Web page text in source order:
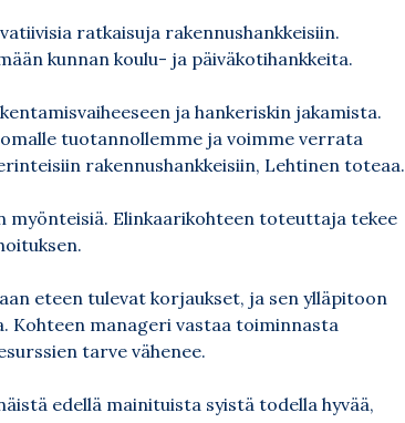
ratkaisuja rakennushankkeisiin.
kunnan koulu- ja päiväkotihankkeita.
ja hankeriskin jakamista.
tuotannollemme ja voimme verrata
rakennushankkeisiin, Lehtinen toteaa.
myönteisiä. Elinkaarikohteen toteuttaja tekee
eteen tulevat korjaukset, ja sen ylläpitoon
Kohteen manageri vastaa toiminnasta
tarve vähenee.
edellä mainituista syistä todella hyvää,